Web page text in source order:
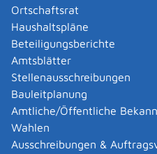
Ortschaftsrat
Haushaltspläne
Beteiligungsberichte
Amtsblätter
Stellenausschreibungen
Bauleitplanung
Amtliche/Öffentliche
Wahlen
Ausschreibungen &
Voraussetzungen
Mindestalter:
18 Jahre (regulärer
beziehungsweise
16 Jahre
Bestandene deutsche
Nachweis einer